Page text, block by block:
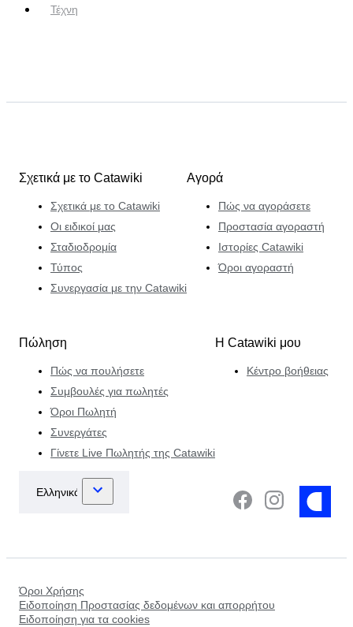
Τέχνη
Σχετικά με το Catawiki
Σχετικά με το Catawiki
Οι ειδικοί μας
Σταδιοδρομία
Τύπος
Συνεργασία με την Catawiki
Αγορά
Πώς να αγοράσετε
Προστασία αγοραστή
Ιστορίες Catawiki
Όροι αγοραστή
Πώληση
Πώς να πουλήσετε
Συμβουλές για πωλητές
Όροι Πωλητή
Συνεργάτες
Γίνετε Live Πωλητής της Catawiki
Η Catawiki μου
Κέντρο βοήθειας
Όροι Χρήσης
Ειδοποίηση Προστασίας δεδομένων και απορρήτου
Ειδοποίηση για τα cookies